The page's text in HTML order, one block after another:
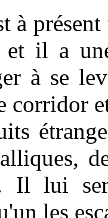
à
et il a
à se
corridor
Il lui
les